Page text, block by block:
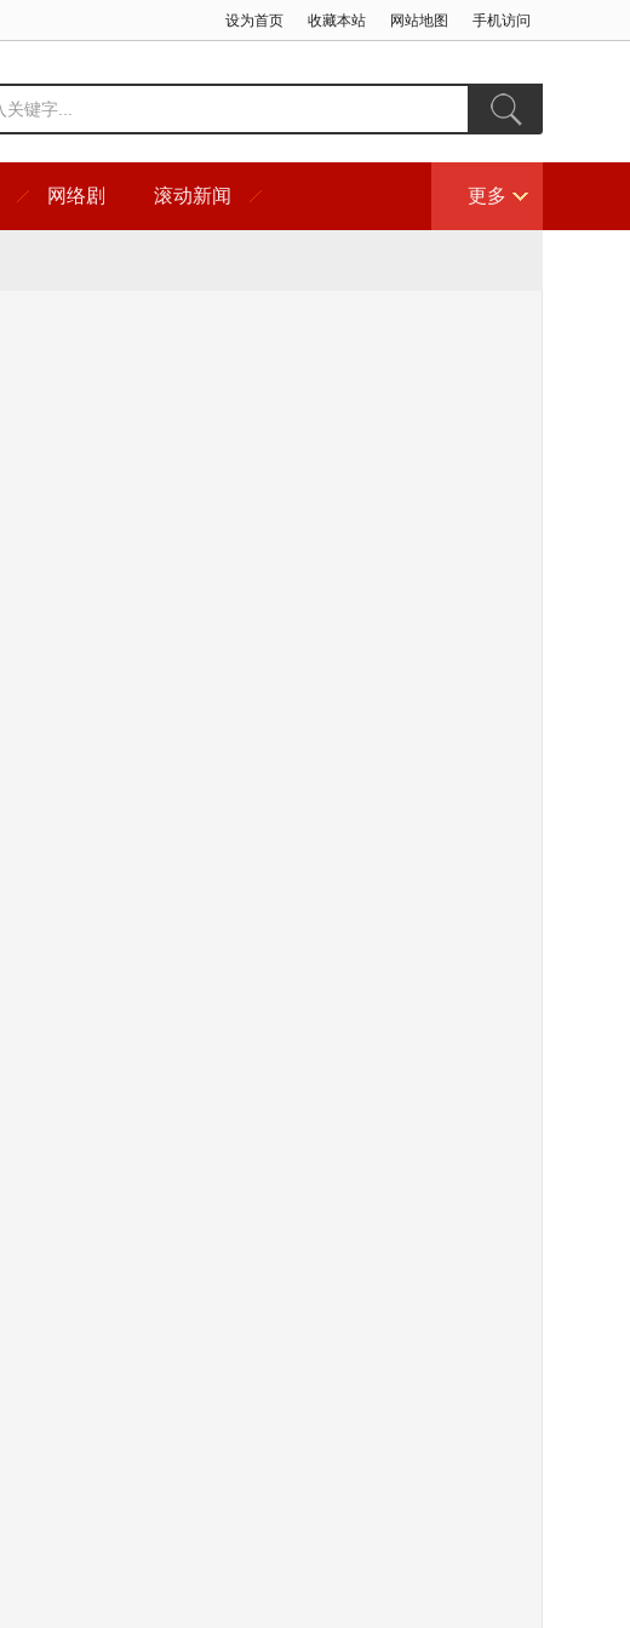
设为首页 收藏本站 网站地图 手机访问
网络剧 滚动新闻 更多